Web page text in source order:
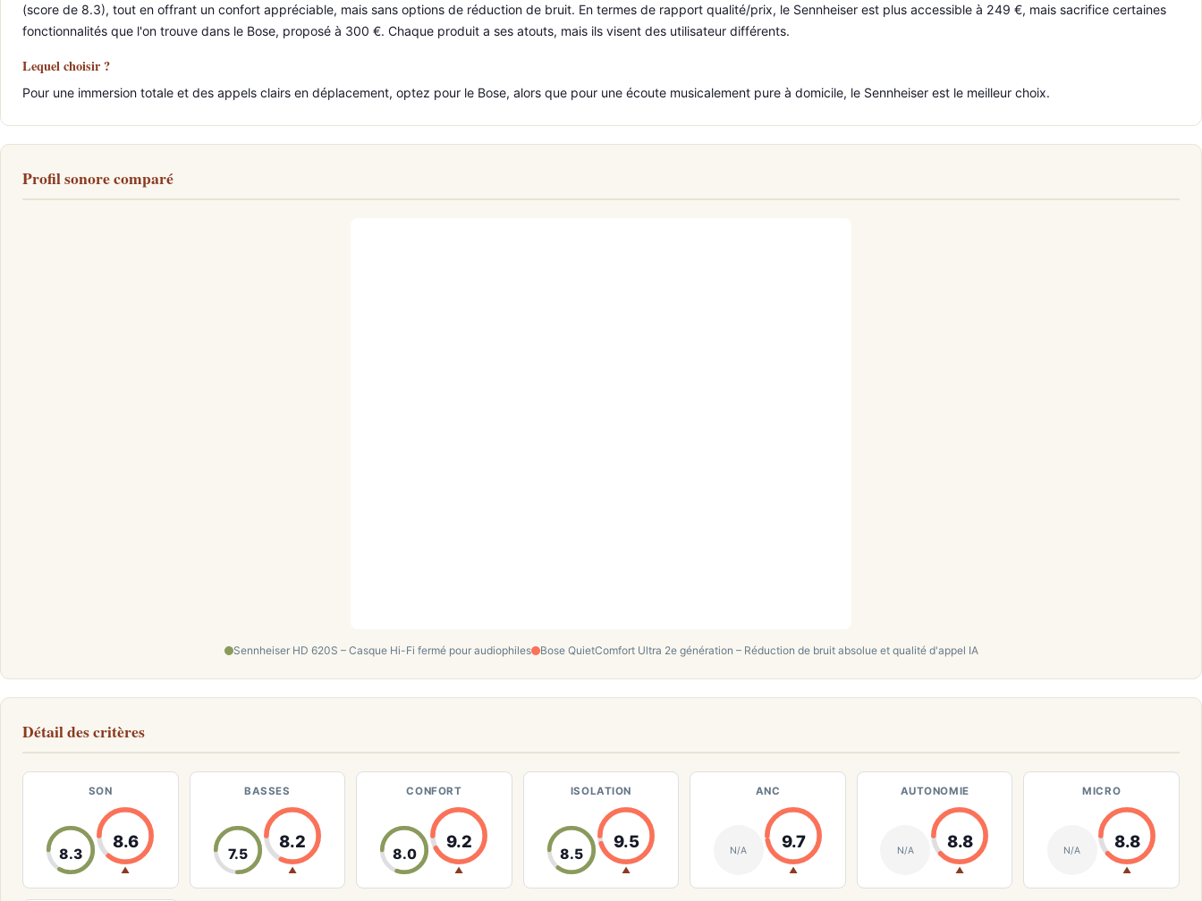
(score de 8.3), tout en offrant un confort appréciable, mais sans options de réduction de bruit. En termes de rapport qualité/prix, le Sennheiser est plus accessible à 249 €, mais sacrifice certaines
fonctionnalités que l'on trouve dans le Bose, proposé à 300 €. Chaque produit a ses atouts, mais ils visent des utilisateur différents.
Lequel choisir ?
Pour une immersion totale et des appels clairs en déplacement, optez pour le Bose, alors que pour une écoute musicalement pure à domicile, le Sennheiser est le meilleur choix.
Profil sonore comparé
Sennheiser HD 620S – Casque Hi-Fi fermé pour audiophiles Bose QuietComfort Ultra 2e génération – Réduction de bruit absolue et qualité d'appel IA
Détail des critères
SON
8.3
8.6
▲
BASSES
7.5
8.2
▲
CONFORT
8.0
9.2
▲
ISOLATION
8.5
9.5
▲
ANC
N/A 9.7
▲
AUTONOMIE
N/A 8.8
▲
MICRO
N/A 8.8
▲